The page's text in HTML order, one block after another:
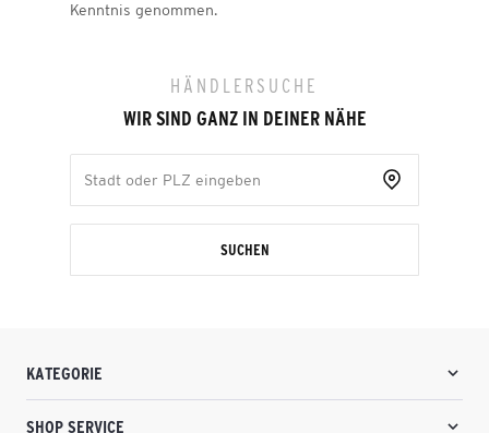
Kenntnis genommen.
HÄNDLERSUCHE
WIR SIND GANZ IN DEINER NÄHE
SUCHEN
KATEGORIE
SHOP SERVICE